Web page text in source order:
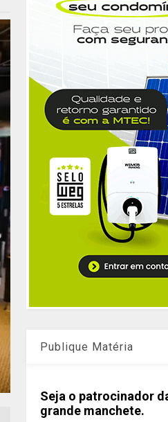
Publique Matéria
Seja o patrocinador
grande manchete.